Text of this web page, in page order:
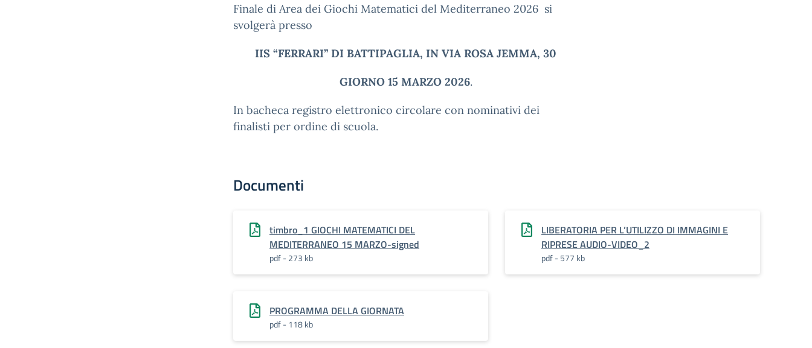
Finale di Area dei Giochi Matematici del Mediterraneo 2026 si
svolgerà presso
IIS “FERRARI” DI BATTIPAGLIA, IN VIA ROSA JEMMA, 30
GIORNO 15 MARZO 2026.
In bacheca registro elettronico circolare con nominativi dei
finalisti per ordine di scuola.
Documenti
timbro_1 GIOCHI MATEMATICI DEL
MEDITERRANEO 15 MARZO-signed
pdf - 273 kb
LIBERATORIA PER L’UTILIZZO DI IMMAGINI E
RIPRESE AUDIO-VIDEO_2
pdf - 577 kb
PROGRAMMA DELLA GIORNATA
pdf - 118 kb